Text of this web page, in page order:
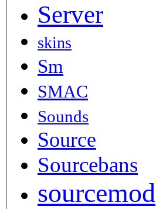
Server
skins
Sm
SMAC
Sounds
Source
Sourcebans
sourcemod